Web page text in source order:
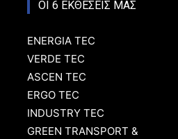
ΟΙ 6 ΕΚΘΕΣΕΙΣ ΜΑΣ
ENERGIA TEC
VERDE TEC
ASCEN TEC
ERGO TEC
INDUSTRY TEC
GREEN TRANSPORT &